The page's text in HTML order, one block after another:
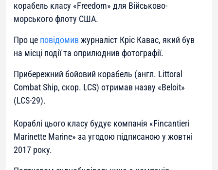
корабель класу «Freedom» для Військово-
морського флоту США.
Про це повідомив журналіст Кріс Кавас, який був
на місці події та оприлюднив фотографії.
Прибережний бойовий корабель (англ. Littoral
Combat Ship, скор. LCS) отримав назву «Beloit»
(LCS-29).
Кораблі цього класу будує компанія «Fincantieri
Marinette Marine» за угодою підписаною у жовтні
2017 року.